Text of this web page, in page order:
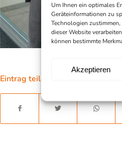
Um Ihnen ein optimales
Geräteinformationen zu
Technologien
dieser Website
können bestimmte
Akzeptieren
Eintrag teilen